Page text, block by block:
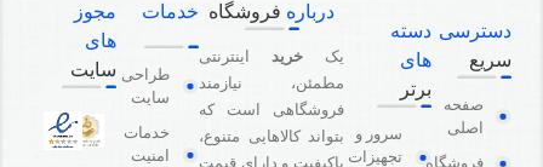
دسترسی
سریع
صفحه
اصلی
فروشگاه
دسته
های
برتر
سرور و
تجهیزات
درباره فروشگاه
یک خرید اینترنتی
مطمئن، نیازمند
فروشگاهی است که
بتواند کالاهایی متنوع،
باکیفیت و دارای قیمت
خدمات
طراحی
سایت
خدمات
امنیت
مجوز
های
سایت